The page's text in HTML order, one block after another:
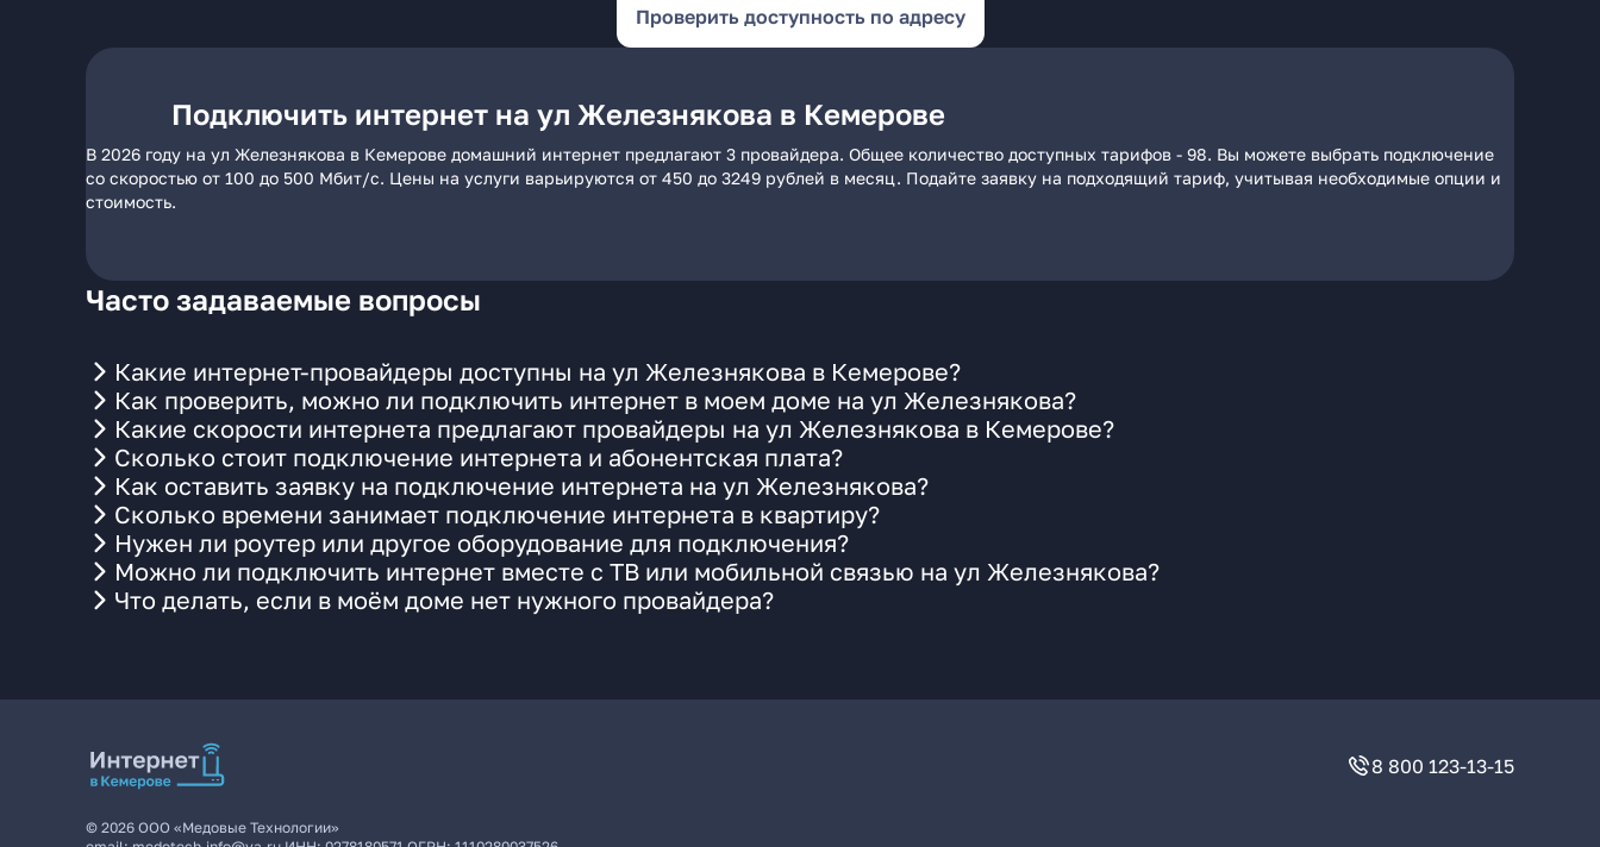
Проверить доступность по адресу
Подключить интернет на ул Железнякова в Кемерове
В 2026 году на ул Железнякова в Кемерове домашний интернет предлагают 3 провайдера. Общее количество доступных тарифов - 98. Вы можете выбрать подключение
со скоростью от 100 до 500 Мбит/с. Цены на услуги варьируются от 450 до 3249 рублей в месяц. Подайте заявку на подходящий тариф, учитывая необходимые опции и
стоимость.
Часто задаваемые вопросы
Какие интернет-провайдеры доступны на ул Железнякова в Кемерове?
Как проверить, можно ли подключить интернет в моем доме на ул Железнякова?
Какие скорости интернета предлагают провайдеры на ул Железнякова в Кемерове?
Сколько стоит подключение интернета и абонентская плата?
Как оставить заявку на подключение интернета на ул Железнякова?
Сколько времени занимает подключение интернета в квартиру?
Нужен ли роутер или другое оборудование для подключения?
Можно ли подключить интернет вместе с ТВ или мобильной связью на ул Железнякова?
Что делать, если в моём доме нет нужного провайдера?
8 800 123-13-15
© 2026 ООО «Медовые Технологии»